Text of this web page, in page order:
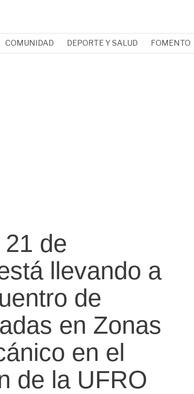
COMUNIDAD DEPORTE Y SALUD FOMENTO
de
llevando a
de
en Zonas
en el
de la UFRO